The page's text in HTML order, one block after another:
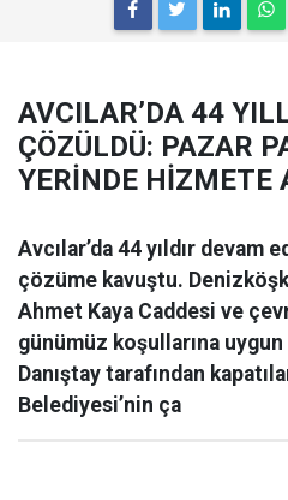
AVCILAR’DA 44
ÇÖZÜLDÜ: PAZAR
YERİNDE HİZMETE
Avcılar’da 44 yıldır devam
çözüme kavuştu.
Ahmet Kaya Caddesi ve
günümüz koşullarına
Danıştay tarafından
Belediyesi’nin ça